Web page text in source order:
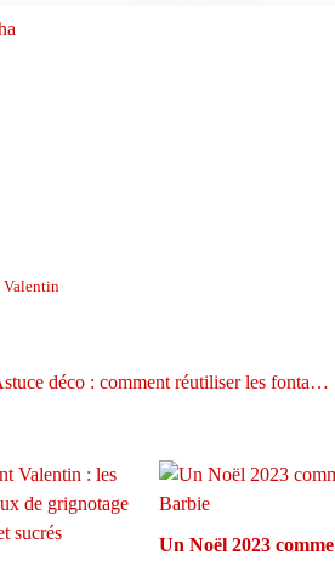
Valentin
Astuce déco : comment réutiliser les fontaines à boissons en hiver ?
Un Noël 2023 comme